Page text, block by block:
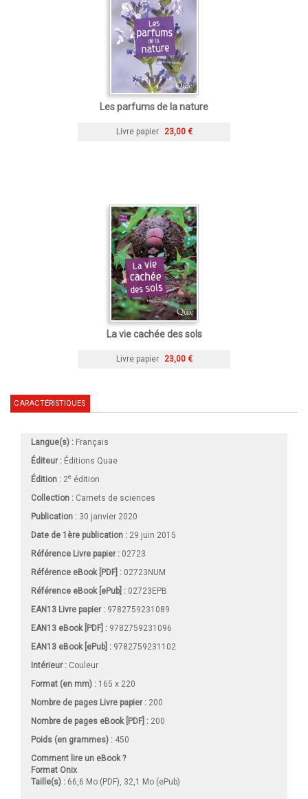
Les parfums de la nature
Livre papier 23,00 €
La vie cachée des sols
Livre papier 23,00 €
CARACTÉRISTIQUES
Langue(s) : Français
Éditeur : Éditions Quae
Édition : 2e édition
Collection : Carnets de sciences
Publication : 30 janvier 2020
Date de 1ère publication : 29 juin 2015
Référence Livre papier : 02723
Référence eBook [PDF] : 02723NUM
Référence eBook [ePub] : 02723EPB
EAN13 Livre papier : 9782759231089
EAN13 eBook [PDF] : 9782759231096
EAN13 eBook [ePub] : 9782759231102
Intérieur : Couleur
Format (en mm) : 165 x 220
Nombre de pages Livre papier: 200
Nombre de pages eBook [PDF] : 200
Poids (en grammes) : 450
Comment lire un eBook ?
Format Onix
Taille(s) : 66,6 Mo (PDF), 32,1 Mo (ePub)